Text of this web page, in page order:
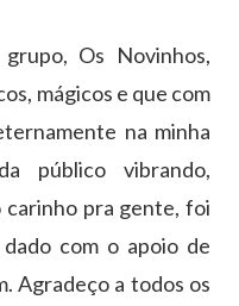
Os Novinhos,
mágicos e que com
na minha
público vibrando,
carinho pra gente, foi
com o apoio de
Agradeço a todos os